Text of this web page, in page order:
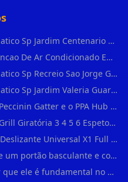
Bairros Atendidos Portao Automatico Sp Jardim Centenario Guarulhos Sp Motor Para Portao Automatico Eletronico
Curso Para Instalacao E Manutencao De Ar Condicionado Em Sao Paulo
Bairros Atendidos Portao Automatico Sp Recreio Sao Jorge Guarulhos Sp Motor Para Portao Automatico Eletronico
Bairros Atendidos Portao Automatico Sp Jardim Valeria Guarulhos Sp Motor Para Portao Automatico Eletronico
Qual a diferença entre o motor Peccinin Gatter e o PPA Hub em Vila Romana?
Motor Para Churrasqueira Gira Grill Giratória 3 4 5 6 Espetos Gme Maxtorque Bivo em Cidade Dutra
Central Placa Motor Basculante Deslizante Universal X1 Full Range 433mhz em Vila Prudente
O que causa o empenamento de um portão basculante e como evitar em Campo Belo?
O que é o "Modo Reversa" e por que ele é fundamental no dia a dia em Itapevi?